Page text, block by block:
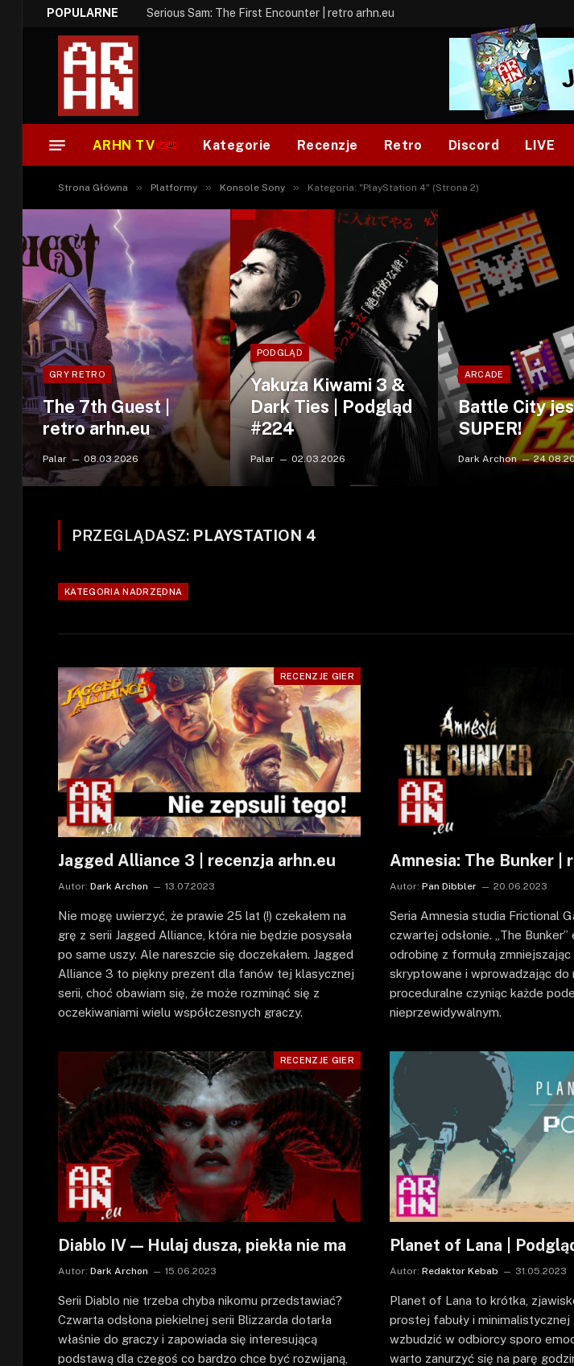
POPULARNE Serious Sam: The First Encounter | retro arhn.eu
ARHN TV Kategorie Recenzje Retro Discord LIVE
Strona Główna » Platformy » Konsole Sony » Kategoria: "PlayStation 4" (Strona 2)
GRY RETRO
The 7th Guest |
retro arhn.eu
Palar 08.03.2026
PODGLĄD
Yakuza Kiwami 3 &
Dark Ties | Podgląd
#224
Palar 02.03.2026
ARCADE
Battle City
SUPER!
Dark Archon
PRZEGLĄDASZ: PLAYSTATION 4
KATEGORIA NADRZĘDNA
RECENZJE GIER
Jagged Alliance 3 | recenzja arhn.eu
Autor: Dark Archon 13.07.2023
Nie mogę uwierzyć, że prawie 25 lat (!) czekałem na
grę z serii Jagged Alliance, która nie będzie posysała
po same uszy. Ale nareszcie się doczekałem. Jagged
Alliance 3 to piękny prezent dla fanów tej klasycznej
serii, choć obawiam się, że może rozminąć się z
oczekiwaniami wielu współczesnych graczy.
Amnesia: The Bunker |
Autor: Pan Dibbler 20.06.2023
Seria Amnesia studia Frictional
czwartej odsłonie. „The
odrobinę z formułą
skryptowane i wprowadzając do
proceduralne czyniąc każde
nieprzewidywalnym.
RECENZJE GIER
Diablo IV — Hulaj dusza, piekła nie ma
Autor: Dark Archon 15.06.2023
Serii Diablo nie trzeba chyba nikomu przedstawiać?
Czwarta odsłona piekielnej serii Blizzarda dotarła
właśnie do graczy i zapowiada się interesującą
podstawą dla czegoś co bardzo chce być rozwijaną,
Planet of Lana |
Autor: Redaktor Kebab 31.05.2023
Planet of Lana to krótka,
prostej fabuły i
wzbudzić w odbiorcy sporo
warto zanurzyć się na parę